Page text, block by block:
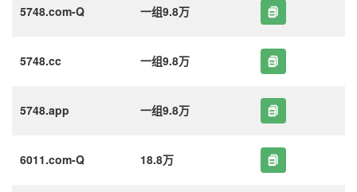
5748.com-Q 一组9.8万
5748.cc 一组9.8万
5748.app 一组9.8万
6011.com-Q 18.8万